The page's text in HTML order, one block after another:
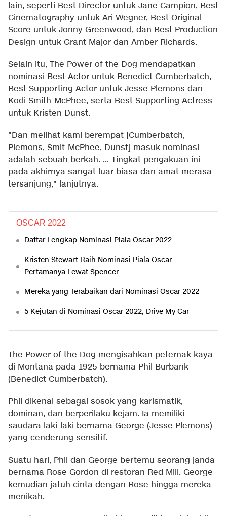
lain, seperti Best Director untuk Jane Campion, Best
Cinematography untuk Ari Wegner, Best Original
Score untuk Jonny Greenwood, dan Best Production
Design untuk Grant Major dan Amber Richards.
Selain itu, The Power of the Dog mendapatkan
nominasi Best Actor untuk Benedict Cumberbatch,
Best Supporting Actor untuk Jesse Plemons dan
Kodi Smith-McPhee, serta Best Supporting Actress
untuk Kristen Dunst.
"Dan melihat kami berempat [Cumberbatch,
Plemons, Smit-McPhee, Dunst] masuk nominasi
adalah sebuah berkah. ... Tingkat pengakuan ini
pada akhirnya sangat luar biasa dan amat merasa
tersanjung," lanjutnya.
OSCAR 2022
Daftar Lengkap Nominasi Piala Oscar 2022
Kristen Stewart Raih Nominasi Piala Oscar
Pertamanya Lewat Spencer
Mereka yang Terabaikan dari Nominasi Oscar 2022
5 Kejutan di Nominasi Oscar 2022, Drive My Car
The Power of the Dog mengisahkan peternak kaya
di Montana pada 1925 bernama Phil Burbank
(Benedict Cumberbatch).
Phil dikenal sebagai sosok yang karismatik,
dominan, dan berperilaku kejam. Ia memiliki
saudara laki-laki bernama George (Jesse Plemons)
yang cenderung sensitif.
Suatu hari, Phil dan George bertemu seorang janda
bernama Rose Gordon di restoran Red Mill. George
kemudian jatuh cinta dengan Rose hingga mereka
menikah.